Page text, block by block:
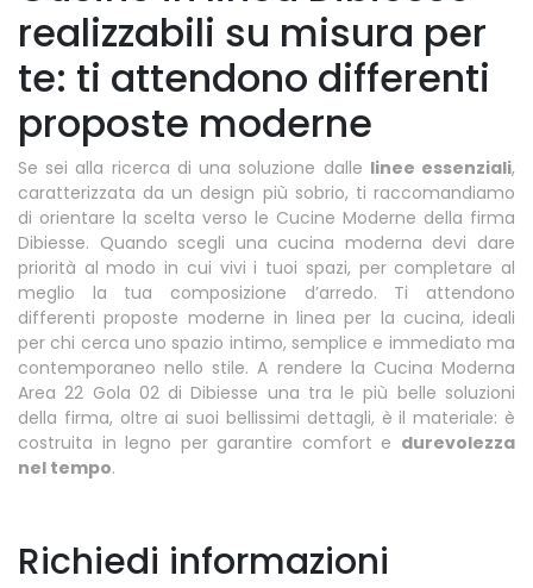
realizzabili su misura per
te: ti attendono differenti
proposte moderne
Se sei alla ricerca di una soluzione dalle linee essenziali,
caratterizzata da un design più sobrio, ti raccomandiamo
di orientare la scelta verso le Cucine Moderne della firma
Dibiesse. Quando scegli una cucina moderna devi dare
priorità al modo in cui vivi i tuoi spazi, per completare al
meglio la tua composizione d’arredo. Ti attendono
differenti proposte moderne in linea per la cucina, ideali
per chi cerca uno spazio intimo, semplice e immediato ma
contemporaneo nello stile. A rendere la Cucina Moderna
Area 22 Gola 02 di Dibiesse una tra le più belle soluzioni
della firma, oltre ai suoi bellissimi dettagli, è il materiale: è
costruita in legno per garantire comfort e durevolezza
nel tempo.
Richiedi informazioni